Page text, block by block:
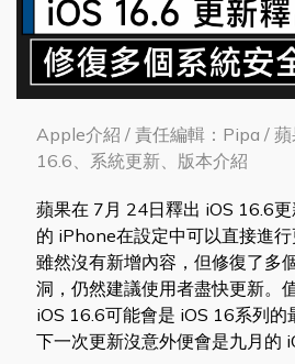
Apple介紹 / 責任編輯：Pipa /
16.6、系統更新、版本介紹
蘋果在 7月 24日釋出 iOS 16.6
的 iPhone在設定中可以直接進
雖然沒有新增內容，但修復了多
洞，仍然建議使用者盡快更新。
iOS 16.6可能會是 iOS 16系列的
下一次更新沒意外便會是九月的